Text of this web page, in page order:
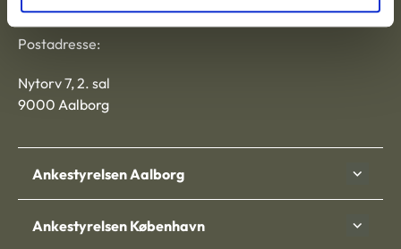
Ankestyrelsen
Postadresse:
Nytorv 7, 2. sal
9000 Aalborg
Ankestyrelsen Aalborg
Ankestyrelsen København